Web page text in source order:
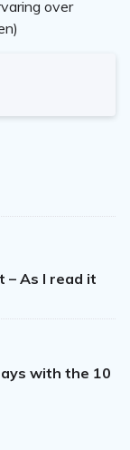
over
– As I read it
with the 10